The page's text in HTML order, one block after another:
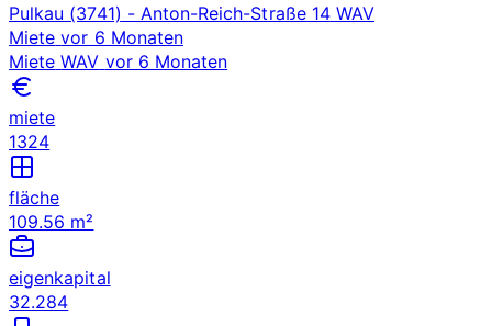
Pulkau (3741) - Anton-Reich-Straße 14 WAV
Miete vor 6 Monaten
Miete WAV vor 6 Monaten
miete
1324
fläche
109.56 m²
eigenkapital
32.284